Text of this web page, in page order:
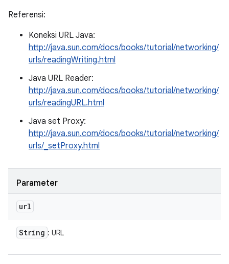
Referensi:
Koneksi URL Java:
http://java.sun.com/docs/books/tutorial/networking/
urls/readingWriting.html
Java URL Reader:
http://java.sun.com/docs/books/tutorial/networking/
urls/readingURL.html
Java set Proxy:
http://java.sun.com/docs/books/tutorial/networking/
urls/_setProxy.html
Parameter
url
String : URL